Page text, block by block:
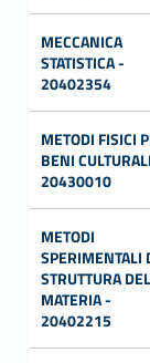
MECCANICA
STATISTICA -
20402354
METODI FISICI
BENI
20430010
METODI
SPERIMENTALI
STRUTTURA
MATERIA -
20402215